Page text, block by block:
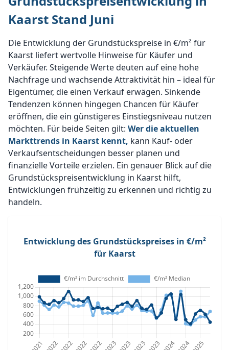
Kaarst Stand Juni
Die Entwicklung der Grundstückspreise in €/m² für
Kaarst liefert wertvolle Hinweise für Käufer und
Verkäufer. Steigende Werte deuten auf eine hohe
Nachfrage und wachsende Attraktivität hin – ideal für
Eigentümer, die einen Verkauf erwägen. Sinkende
Tendenzen können hingegen Chancen für Käufer
eröffnen, die ein günstigeres Einstiegsniveau nutzen
möchten. Für beide Seiten gilt: Wer die aktuellen
Markttrends in Kaarst kennt, kann Kauf- oder
Verkaufsentscheidungen besser planen und
finanzielle Vorteile erzielen. Ein genauer Blick auf die
Grundstückspreisentwicklung in Kaarst hilft,
Entwicklungen frühzeitig zu erkennen und richtig zu
handeln.
Entwicklung des Grundstückspreises in €/m²
für Kaarst